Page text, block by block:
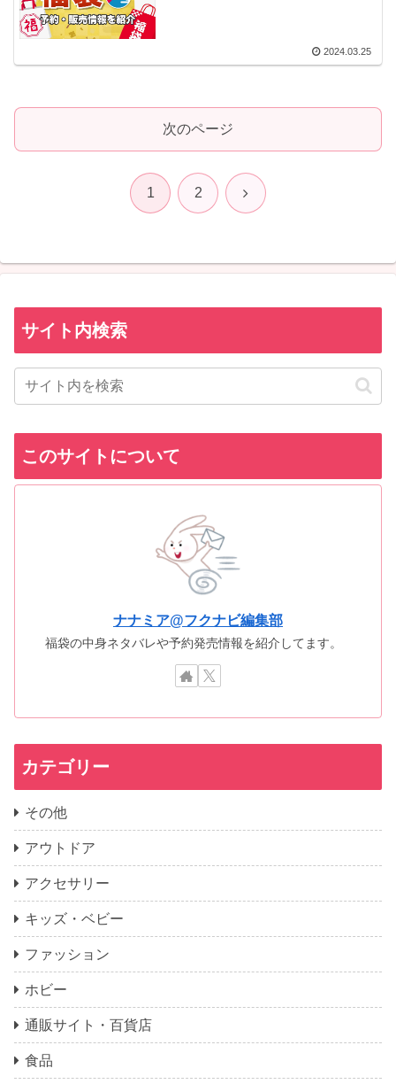
2024.03.25
次のページ
1 2 次
サイト内検索
このサイトについて
ナナミア@フクナビ編集部
福袋の中身ネタバレや予約発売情報を紹介してます。
カテゴリー
その他
アウトドア
アクセサリー
キッズ・ベビー
ファッション
ホビー
通販サイト・百貨店
食品